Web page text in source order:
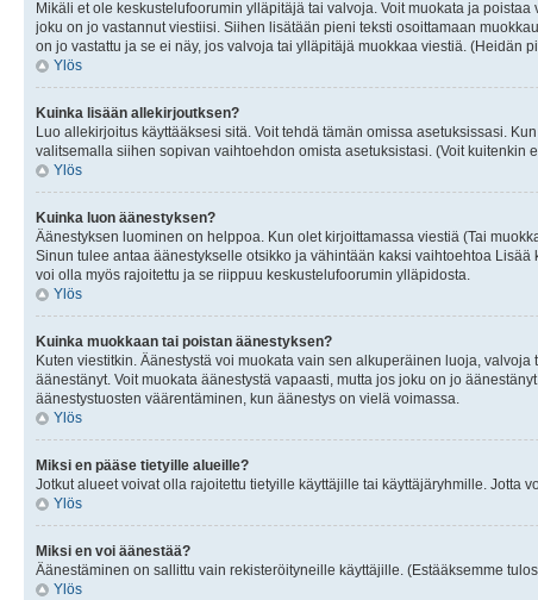
Mikäli et ole keskustelufoorumin ylläpitäjä tai valvoja. Voit muokata ja
joku on jo vastannut viestiisi. Siihen lisätään pieni teksti osoittamaan
on jo vastattu ja se ei näy, jos valvoja tai ylläpitäjä muokkaa viestiä. (Heidän
Ylös
Kuinka lisään allekirjoutksen?
Luo allekirjoitus käyttääksesi sitä. Voit tehdä tämän omissa asetuksissasi.
valitsemalla siihen sopivan vaihtoehdon omista asetuksistasi. (Voit
Ylös
Kuinka luon äänestyksen?
Äänestyksen luominen on helppoa. Kun olet kirjoittamassa viestiä (Tai
Sinun tulee antaa äänestykselle otsikko ja vähintään kaksi vaihtoehtoa
voi olla myös rajoitettu ja se riippuu keskustelufoorumin ylläpidosta.
Ylös
Kuinka muokkaan tai poistan äänestyksen?
Kuten viestitkin. Äänestystä voi muokata vain sen alkuperäinen luoja,
äänestänyt. Voit muokata äänestystä vapaasti, mutta jos joku on jo
äänestystuosten väärentäminen, kun äänestys on vielä voimassa.
Ylös
Miksi en pääse tietyille alueille?
Jotkut alueet voivat olla rajoitettu tietyille käyttäjille tai käyttäjäryhmille. Jotta
Ylös
Miksi en voi äänestää?
Äänestäminen on sallittu vain rekisteröityneille käyttäjille. (Estääksemme
Ylös